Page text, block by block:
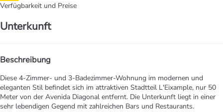
Verfügbarkeit und Preise
Unterkunft
Beschreibung
Diese 4-Zimmer- und 3-Badezimmer-Wohnung im modernen und
eleganten Stil befindet sich im attraktiven Stadtteil L'Eixample, nur 50
Meter von der Avenida Diagonal entfernt. Die Unterkunft liegt in einer
sehr lebendigen Gegend mit zahlreichen Bars und Restaurants.